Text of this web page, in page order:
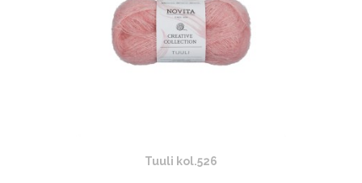
Tuuli kol.526